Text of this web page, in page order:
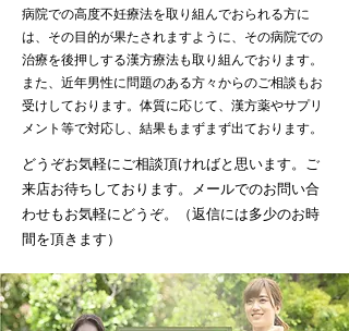
病院での高度不妊療法を取り組んでおられる方に
は、その目的が果たされますように、その病院での
治療を後押しする漢方療法も取り組んでおります。
また、近年男性に問題のある方々からのご相談もお
受けしております。体質に応じて、漢方薬やサプリ
メント等で対応し、結果もまずまず出ております。
どうぞお気軽にご相談頂ければと思います。ご
来店お待ちしております。メールでのお問い合
わせもお気軽にどうぞ。（返信には多少のお時
間を頂きます）